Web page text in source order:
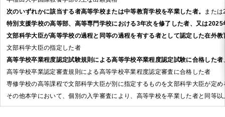
次のいずれかに該当する者高等学校または中等教育学校を卒業した者。
また
特別支援学校の高等部、高等専門学校における3年次を修了した者、又は
文部科学大臣が高等学校の過程と同等の過程を有する者として認定した在外
文部科学大臣の指定した者
高等学校卒業程度認定試験規則による高等学校卒業程度認定試験に合格した者
高等学校卒業認定審査規則による高等学校卒業程度認定審査に合格した者
専修学校の高等課程で文部科学大臣が別に指定するものを文部科学大臣が定
その他本学において、個別の入学審査により、高等学校を卒業した者と同等